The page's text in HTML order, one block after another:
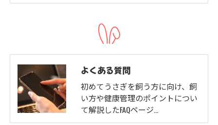
よくある質問
初めてうさぎを飼う方に向け、飼
い方や健康管理のポイントについ
て解説したFAQページ…